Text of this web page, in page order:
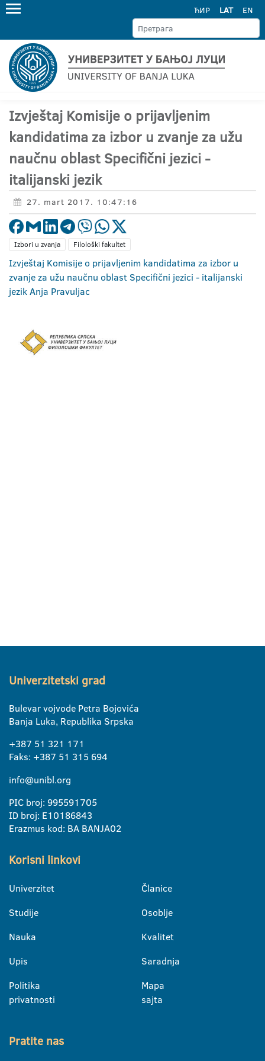
ЋИР LAT EN
Izvještaj Komisije o prijavljenim
kandidatima za izbor u zvanje za užu
naučnu oblast Specifični jezici -
italijanski jezik
27. mart 2017. 10:47:16
Izbori u zvanja Filološki fakultet
Izvještaj Komisije o prijavljenim kandidatima za izbor u
zvanje za užu naučnu oblast Specifični jezici - italijanski
jezik Anja Pravuljac
Univerzitetski grad
Bulevar vojvode Petra Bojovića
Banja Luka, Republika Srpska
+387 51 321 171
Faks: +387 51 315 694
info@unibl.org
PIC broj: 995591705
ID broj: E10186843
Erazmus kod: BA BANJA02
Korisni linkovi
Univerzitet
Studije
Nauka
Upis
Politika
privatnosti
Članice
Osoblje
Kvalitet
Saradnja
Mapa
sajta
Pratite nas